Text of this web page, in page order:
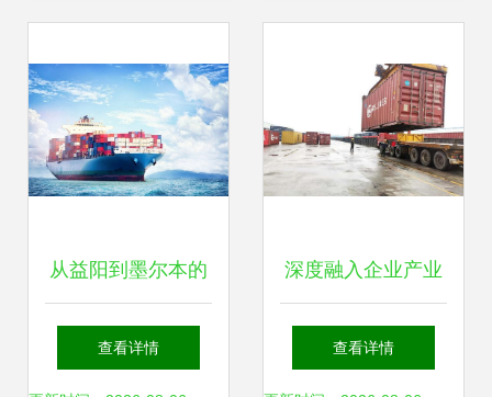
从益阳到墨尔本的
玩具配件运输费用
查看详情
深度融入企业产业
链 打造高效光伏产
查看详情